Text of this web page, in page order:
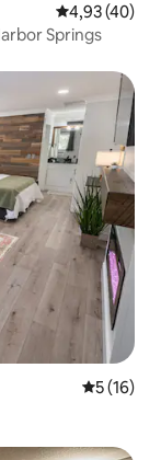
4,93 de uma
4,93 (40)
Springs
5 de uma
5 (16)